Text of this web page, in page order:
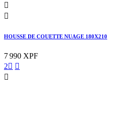


HOUSSE DE COUETTE NUAGE 180X210
7 990 XPF
2 
